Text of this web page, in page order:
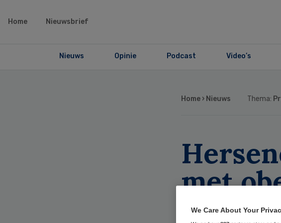
Home Nieuwsbrief
Nieuws Opinie Podcast Video’s
Home › Nieuws Thema:
met
anders
We Care About Your